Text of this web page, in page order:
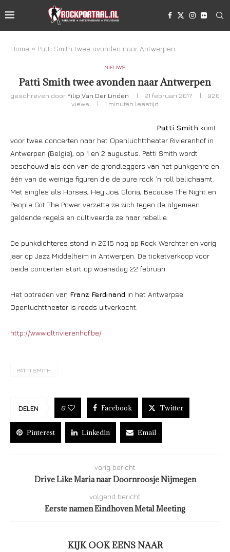
Home » Patti Smith twee avonden naar Antwerpen
NIEUWS
Patti Smith twee avonden naar Antwerpen
geschreven door Filip Van Der Linden 21 februari 2017
920
views
1 minuten leestijd
Patti Smith komt
voor twee concerten naar het Openluchttheater Rivierenhof in
Antwerpen (België), op 1 en 2 augustus. Patti Smith wordt
beschouwd als één van de grondleggers van het punkgenre en
één van de weinige figuren die de pure rock ’n roll belichaamt.
Met singles als Horses, Hey Joe, Gloria, Because The Night en
People Got The Power verzette ze zich tegen de algemeen
geldende regels en cultiveerde ze haar rebellie.
De punkdichteres stond in 2015 nog op Rock Werchter en vorig
jaar op Jazz Middelheim in Antwerpen. De ticketverkoop voor
beide concerten start op woensdag 22 februari.
Het optreden van Franz Ferdinand in het Antwerpse
Openluchttheater is reeds uitverkocht.
http://www.oltrivierenhof.be/
PATTI SMITH
DELEN 0 Facebook Twitter
Pinterest Linkedin Email
vorig bericht
Drive Like Maria naar Doornroosje Nijmegen
volgend bericht
Eerste namen Eindhoven Metal Meeting
KIJK OOK EENS NAAR